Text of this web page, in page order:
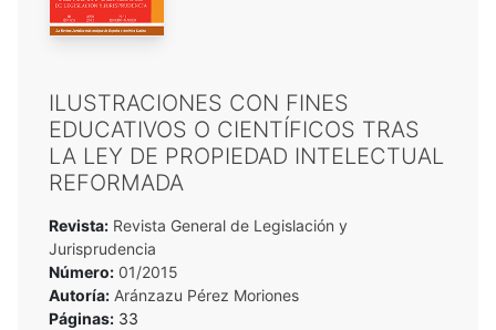
ILUSTRACIONES CON FINES
EDUCATIVOS O CIENTÍFICOS TRAS
LA LEY DE PROPIEDAD INTELECTUAL
REFORMADA
Revista: Revista General de Legislación y
Jurisprudencia
Número: 01/2015
Autoría: Aránzazu Pérez Moriones
Páginas: 33